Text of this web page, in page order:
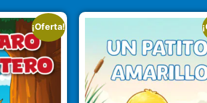
¡Oferta!